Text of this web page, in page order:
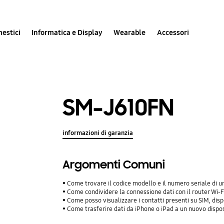
Informatica e Display Wearable Accessori
SM-J610FN
informazioni di garanzia
Argomenti Comuni
Come trovare il codice modello e il numero seriale di
Come condividere la connessione dati con il router
Come posso visualizzare i contatti presenti su SIM,
Come trasferire dati da iPhone o iPad a un nuovo